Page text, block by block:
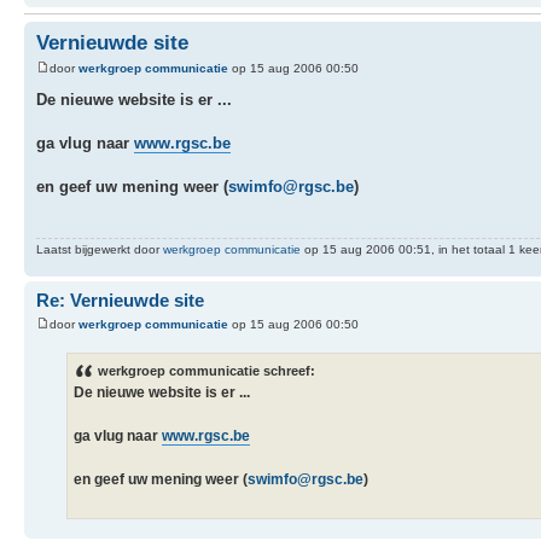
Vernieuwde site
doorwerkgroep communicatie op 15 aug 2006 00:50
De nieuwe website is er ...
ga vlug naar www.rgsc.be
en geef uw mening weer (swimfo@rgsc.be)
Laatst bijgewerkt doorwerkgroep communicatie op 15 aug 2006 00:51, in het totaal 1
Re: Vernieuwde site
doorwerkgroep communicatie op 15 aug 2006 00:50
werkgroep communicatie schreef:
De nieuwe website is er ...
ga vlug naar www.rgsc.be
en geef uw mening weer (swimfo@rgsc.be)